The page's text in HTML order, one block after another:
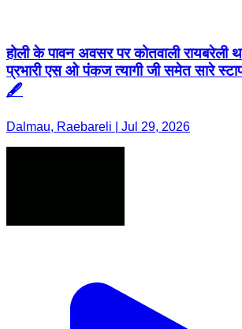
होली के पावन अवसर पर कोतवाली रायबरेली
प्रभारी एस ओ पंकज त्यागी जी समेत सारे
🖋️
Dalmau, Raebareli | Jul 29, 2026